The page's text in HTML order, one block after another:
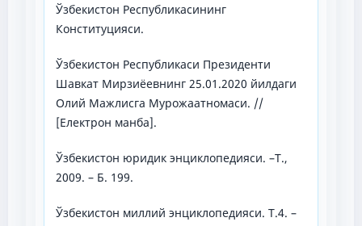
Ўзбекистон Республикасининг
Конституцияси.
Ўзбекистон Республикаси Президенти
Шавкат Мирзиёевнинг 25.01.2020 йилдаги
Олий Мажлисга Мурожаатномаси. //
[Електрон манба].
Ўзбекистон юридик энциклопедияси. –Т.,
2009. – Б. 199.
Ўзбекистон миллий энциклопедияси. Т.4. –